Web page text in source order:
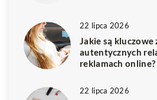
22 lipca 2026
Jakie są
autentycznych
reklamach online?
22 lipca 2026